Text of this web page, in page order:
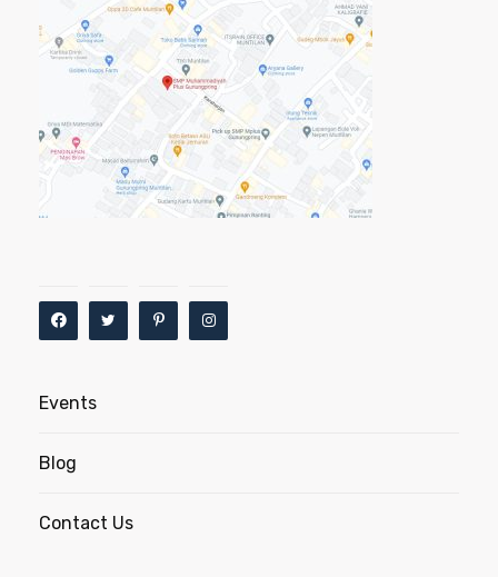
Events
Blog
Contact Us